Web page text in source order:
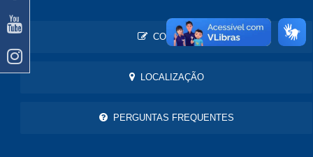
CONTATO
LOCALIZAÇÃO
PERGUNTAS FREQUENTES